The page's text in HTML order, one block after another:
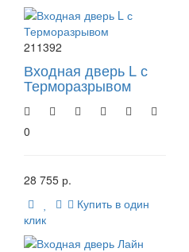
211392
Входная дверь L с
Терморазрывом
0
28 755 р.
Купить в один
клик